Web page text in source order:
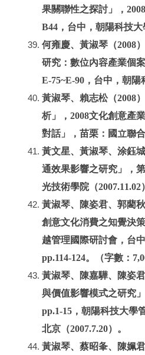
果關聯性之探討」，
B44，台中，朝陽科技大
何雍慶、黃淑琴（2008
研究：數位內容產業個
E-75~E-90，台中，朝陽
黃淑琴、賴志松（2008
析」，2008文化創意產
對話」，苗栗：國立聯合
黃文星、黃淑琴、涂鈺
通效果影響之研究」，
光技術學院（2007.11.02
黃淑琴、陳姿君、郭藺
創意文化消費之知覺決
越管理國際研討會，台
pp.114-124。（字數：
黃淑琴、陳嘉驊、陳姿
與價值影響模式之研究
pp.1-15，朝陽科技大學
北京（2007.7.20）。
黃淑琴、蔡昭夆、陳姵